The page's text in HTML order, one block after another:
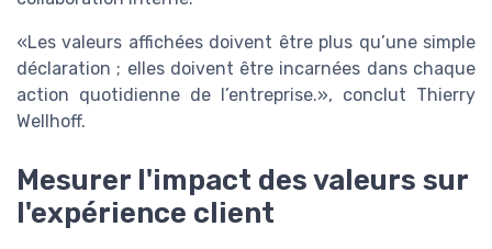
Les valeurs affichées doivent être plus qu’une simple
déclaration ; elles doivent être incarnées dans chaque
action quotidienne de l’entreprise.
, conclut Thierry
Wellhoff.
Mesurer l'impact des valeurs sur
l'expérience client